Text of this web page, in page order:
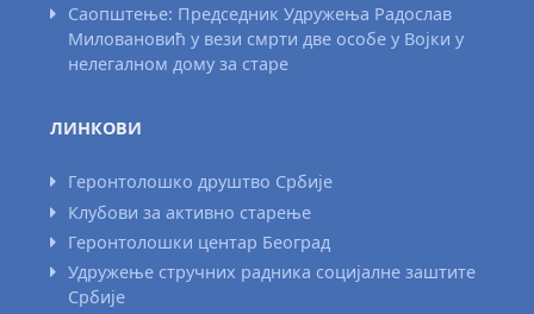
Саопштење: Председник Удружења Радослав
Миловановић у вези смрти две особе у Војки у
нелегалном дому за старе
ЛИНКОВИ
Геронтолошко друштво Србије
Клубови за активно старење
Геронтолошки центар Београд
Удружење стручних радника социјалне заштите
Србије